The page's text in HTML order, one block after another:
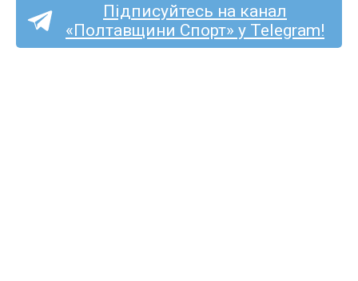
Підписуйтесь на канал
«Полтавщини Спорт» у Telegram!